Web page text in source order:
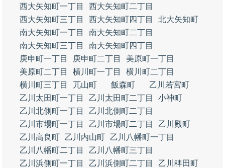
西大矢知町一丁目
西大矢知町二丁目
西大矢知町三丁目
西大矢知町四丁目
北大矢知町
南大矢知町一丁目
南大矢知町二丁目
南大矢知町三丁目
南大矢知町四丁目
庚申町一丁目
庚申町二丁目
美原町一丁目
美原町二丁目
横川町一丁目
横川町二丁目
横川町三丁目
兀山町 飯森町
乙川若宮町
乙川太田町一丁目
乙川太田町二丁目
小神町
乙川北側町一丁目
乙川北側町二丁目
乙川市場町一丁目
乙川市場町二丁目
乙川殿町
乙川高良町
乙川内山町
乙川八幡町一丁目
乙川八幡町二丁目
乙川八幡町三丁目
乙川浜側町一丁目
乙川浜側町二丁目
乙川稗田町